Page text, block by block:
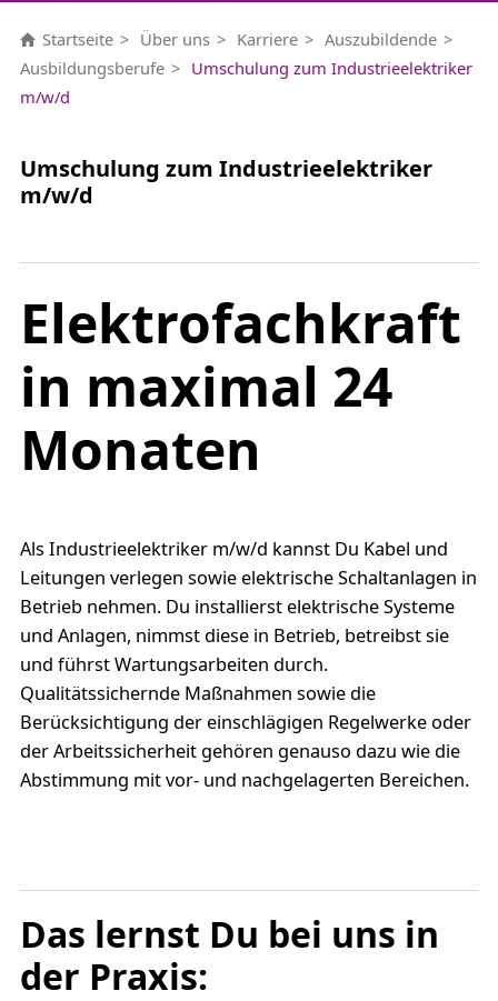
Startseite Über uns Karriere
Auszubildende
Ausbildungsberufe
Umschulung zum Industrieelektriker
m/w/d
Umschulung zum Industrieelektriker
m/w/d
Elektrofachkraft
in maximal 24
Monaten
Als Industrieelektriker m/w/d kannst Du Kabel und
Leitungen verlegen sowie elektrische Schaltanlagen in
Betrieb nehmen. Du installierst elektrische Systeme
und Anlagen, nimmst diese in Betrieb, betreibst sie
und führst Wartungsarbeiten durch.
Qualitätssichernde Maßnahmen sowie die
Berücksichtigung der einschlägigen Regelwerke oder
der Arbeitssicherheit gehören genauso dazu wie die
Abstimmung mit vor- und nachgelagerten Bereichen.
Das lernst Du bei uns in
der Praxis: